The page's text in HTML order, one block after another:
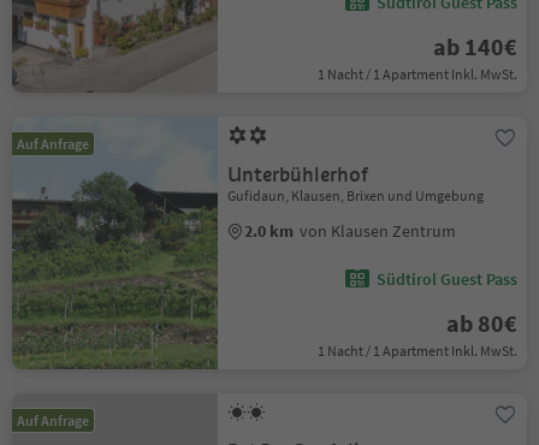
ab 140€
1 Nacht / 1 Apartment Inkl. MwSt.
Auf Anfrage
Unterbühlerhof
Gufidaun, Klausen, Brixen und Umgebung
2.0 km von Klausen Zentrum
Südtirol Guest Pass
ab 80€
1 Nacht / 1 Apartment Inkl. MwSt.
Auf Anfrage